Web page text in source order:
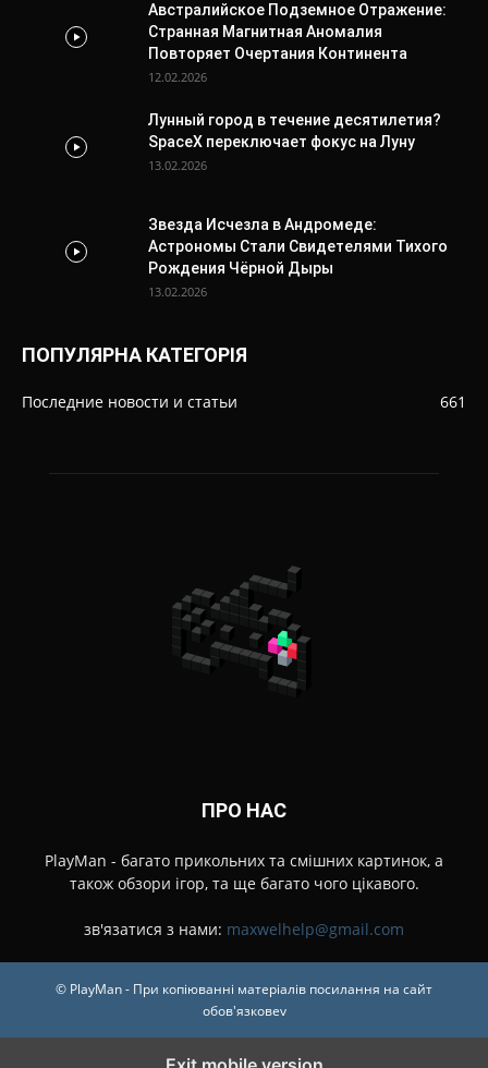
Австралийское Подземное Отражение:
Странная Магнитная Аномалия
Повторяет Очертания Континента
12.02.2026
Лунный город в течение десятилетия?
SpaceX переключает фокус на Луну
13.02.2026
Звезда Исчезла в Андромеде:
Астрономы Стали Свидетелями Тихого
Рождения Чёрной Дыры
13.02.2026
ПОПУЛЯРНА КАТЕГОРІЯ
Последние новости и статьи 661
ПРО НАС
PlayMan - багато прикольних та смішних картинок, а
також обзори ігор, та ще багато чого цікавого.
зв'язатися з нами: maxwelhelp@gmail.com
© PlayMan - При копіюванні матеріалів посилання на сайт
обов'язковеv